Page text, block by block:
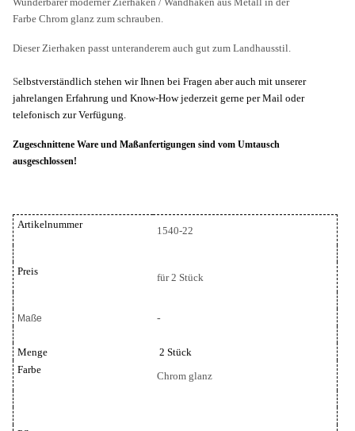
Farbe Chrom glanz zum schrauben.
Dieser Zierhaken passt unteranderem auch gut zum Landhausstil.
Selbstverständlich stehen wir Ihnen bei Fragen aber auch mit unserer
jahrelangen Erfahrung und Know-How jederzeit gerne per Mail oder
telefonisch zur Verfügung.
Zugeschnittene Ware und Maßanfertigungen sind vom Umtausch
ausgeschlossen!
Artikelnummer
1540-22
Preis
für 2 Stück
Maße -
Menge
2 Stück
Farbe
Chrom glanz